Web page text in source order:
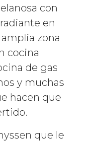
con
en
zona
cocina
de gas
y muchas
hacen que
que le